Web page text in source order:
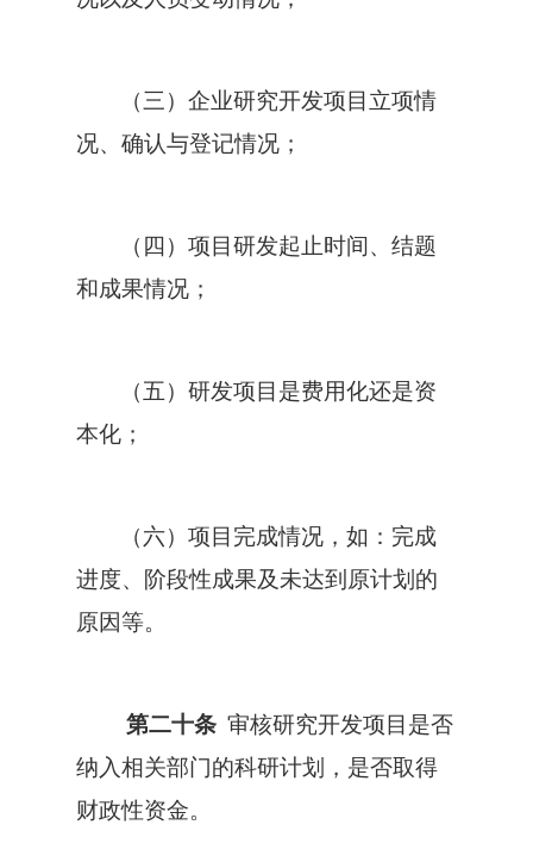
（三）企业研究开发项目立项情
况、确认与登记情况；
（四）项目研发起止时间、结题
和成果情况；
（五）研发项目是费用化还是资
本化；
（六）项目完成情况，如：完成
进度、阶段性成果及未达到原计划的
原因等。
第二十条 审核研究开发项目是否
纳入相关部门的科研计划，是否取得
财政性资金。